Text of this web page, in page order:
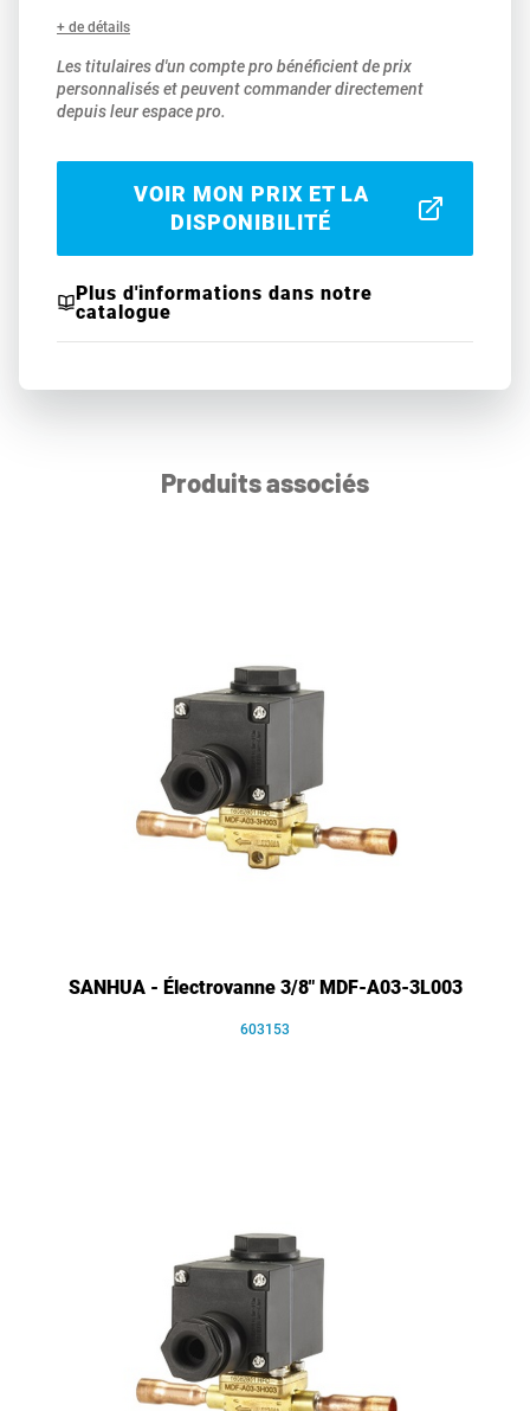
+ de détails
Les titulaires d'un compte pro bénéficient de prix
personnalisés et peuvent commander directement
depuis leur espace pro.
VOIR MON PRIX ET LA
DISPONIBILITÉ
Plus d'informations dans notre
catalogue
Produits associés
SANHUA - Électrovanne 3/8" MDF-A03-3L003
603153